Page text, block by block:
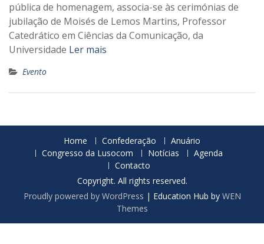
pública de homenagem, associa-se às cerimónias de
jubilação de Moisés de Lemos Martins, Professor
Catedrático em Ciências da Comunicação, da
Universidade Ler mais
Evento
Home Confederação
Anuário
Congresso da Lusocom
Notícias
Agenda
Contacto
Copyright. All rights reserved.
Proudly powered by WordPress | Education Hub by WEN
Themes